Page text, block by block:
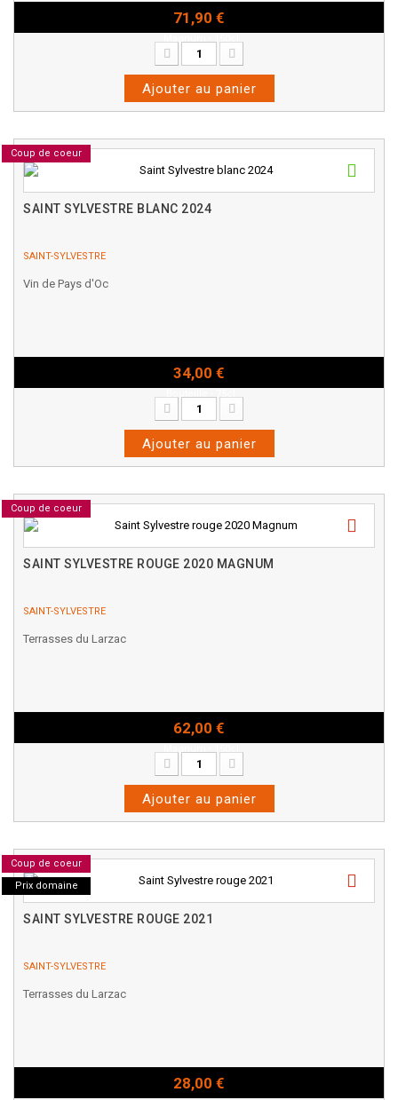
71,90 €
Ajouter au panier
Coup de coeur
SAINT SYLVESTRE BLANC 2024
SAINT-SYLVESTRE
Vin de Pays d'Oc
34,00 €
Ajouter au panier
Coup de coeur
SAINT SYLVESTRE ROUGE 2020 MAGNUM
SAINT-SYLVESTRE
Terrasses du Larzac
62,00 €
Ajouter au panier
Coup de coeur
Prix domaine
SAINT SYLVESTRE ROUGE 2021
SAINT-SYLVESTRE
Terrasses du Larzac
28,00 €